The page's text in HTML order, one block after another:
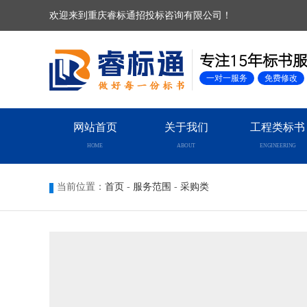
欢迎来到重庆睿标通招投标咨询有限公司！
专注15年标书
一对一服务 免费修改
网站首页
HOME
关于我们
ABOUT
工程类标书
ENGINEERING
当前位置： 首页 - 服务范围 - 采购类